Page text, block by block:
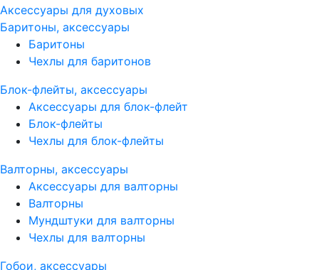
Аксессуары для духовых
Баритоны, аксессуары
Баритоны
Чехлы для баритонов
Блок-флейты, аксессуары
Аксессуары для блок-флейт
Блок-флейты
Чехлы для блок-флейты
Валторны, аксессуары
Аксессуары для валторны
Валторны
Мундштуки для валторны
Чехлы для валторны
Гобои, аксессуары